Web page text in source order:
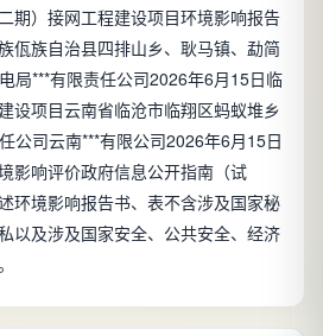
期）接网工程建设项目环境影响报告
佤族自治县四排山乡、耿马镇、勐简
局***有限责任公司2026年6月15日临
设项目云南省临沧市临翔区蚂蚁堆乡
公司云南***有限公司2026年6月15日
影响评价政府信息公开指南（试
环境影响报告书、表不含涉及国家秘
以及涉及国家安全、公共安全、经济